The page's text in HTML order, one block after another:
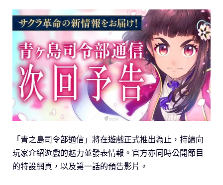
「青之島司令部通信」將在遊戲正式推出為止，持續向
玩家介紹遊戲的魅力並發表情報。官方亦同時公開節目
的特設網頁，以及第一話的預告影片。